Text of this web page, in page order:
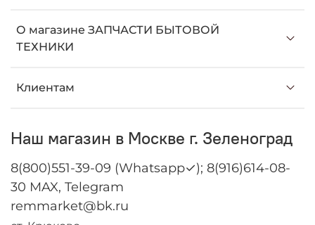
О магазине ЗАПЧАСТИ БЫТОВОЙ
ТЕХНИКИ
Клиентам
Наш магазин в Москве г. Зеленоград
8(800)551-39-09 (Whatsapp✓); 8(916)614-08-
30 MAX, Telegram
remmarket@bk.ru